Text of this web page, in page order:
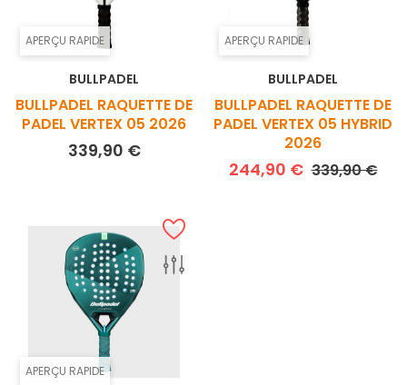
APERÇU RAPIDE
BULLPADEL
BULLPADEL RAQUETTE DE
PADEL VERTEX 05 2026
339,90 €Prix
APERÇU RAPIDE
BULLPADEL
BULLPADEL RAQUETTE DE
PADEL VERTEX 05 HYBRID
2026
244,90 € Prix de base
339,90 €Prix
APERÇU RAPIDE